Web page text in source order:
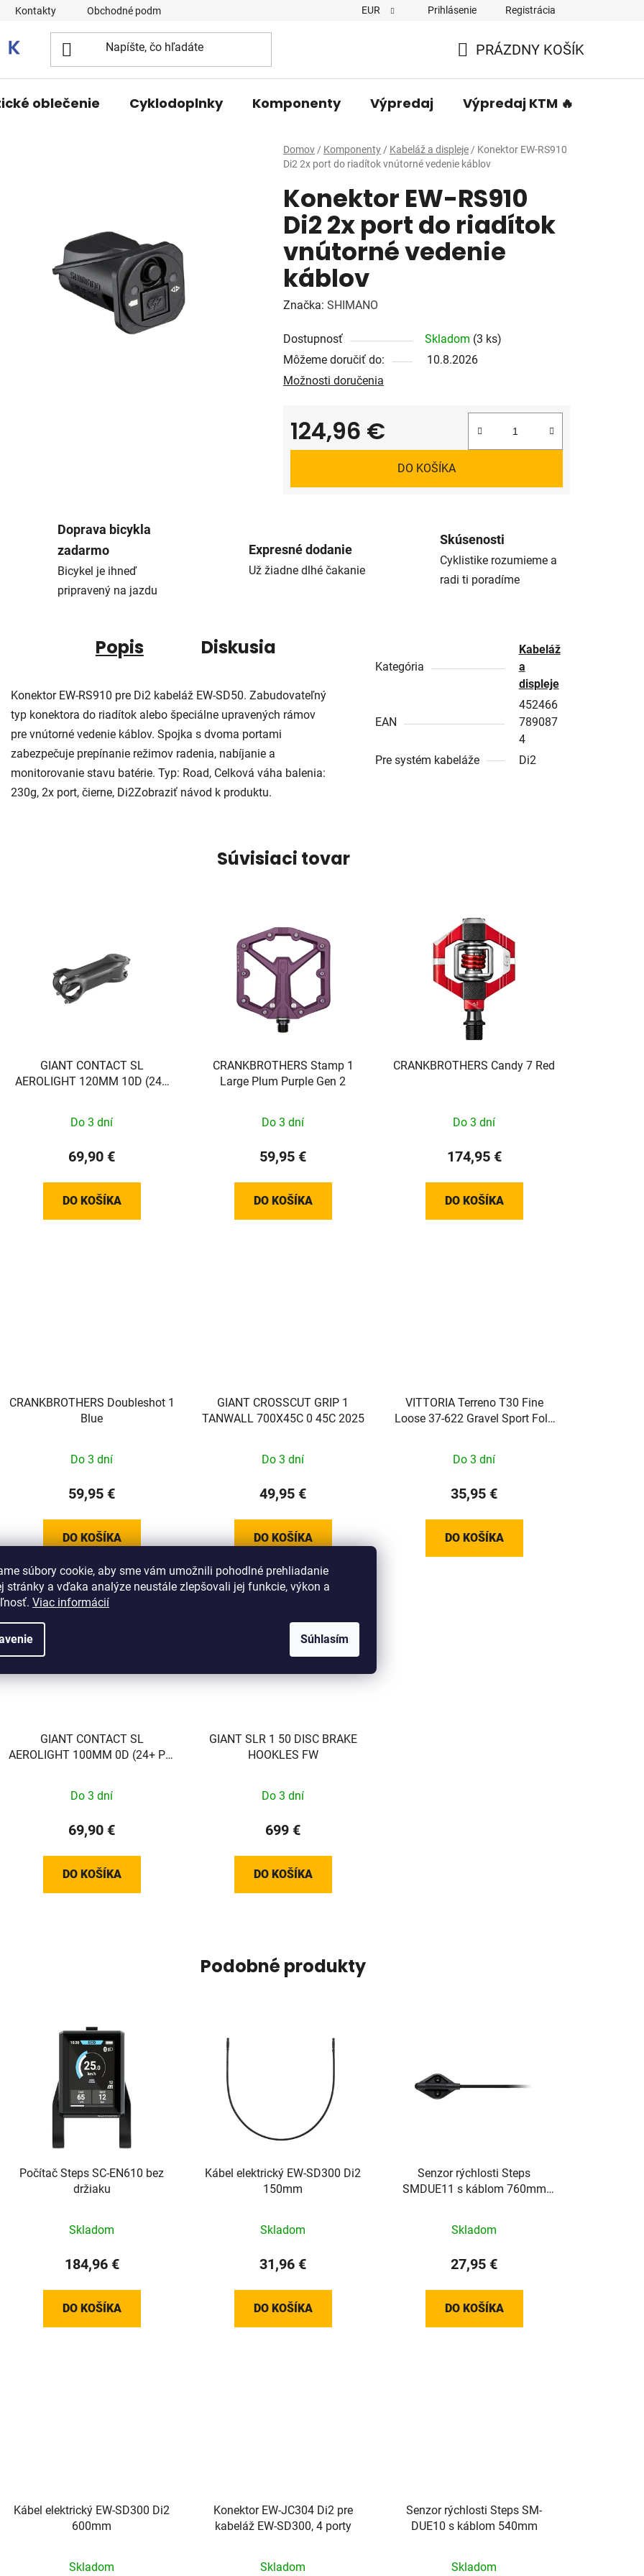
súbory cookie, aby sme vám umožnili pohodlné prehliadanie
stránky a vďaka analýze neustále zlepšovali jej funkcie, výkon a
Viac informácií
Súhlasím
Kontakty Obchodné podmienky EUR Prihlásenie Registrácia
KOŠÍK
PRÁZDNY KOŠÍK
oblečenie Cyklodoplnky Komponenty Výpredaj Výpredaj KTM 🔥
Domov / Komponenty / Kabeláž a displeje / Konektor EW-RS910
Di2 2x port do riadítok vnútorné vedenie káblov
Konektor EW-RS910
Di2 2x port do riadítok
vnútorné vedenie
káblov
Značka: SHIMANO
Dostupnosť Skladom (3 ks)
Môžeme doručiť do:
10.8.2026
Možnosti doručenia
124,96 €
Jednotková cena:
DO KOŠÍKA
Doprava bicykla
zadarmo
Bicykel je ihneď
pripravený na jazdu
Expresné dodanie
Už žiadne dlhé čakanie
Skúsenosti
Cyklistike rozumieme a
radi ti poradíme
Popis Diskusia
Konektor EW-RS910 pre Di2 kabeláž EW-SD50. Zabudovateľný
typ konektora do riadítok alebo špeciálne upravených rámov
pre vnútorné vedenie káblov. Spojka s dvoma portami
zabezpečuje prepínanie režimov radenia, nabíjanie a
monitorovanie stavu batérie. Typ: Road, Celková váha balenia:
230g, 2x port, čierne, Di2Zobraziť návod k produktu.
Kategória
Kabeláž
a
displeje
EAN
452466
789087
4
Pre systém kabeláže
Di2
Súvisiaci tovar
GIANT CONTACT SL
AEROLIGHT 120MM 10D (24+
Do 3 dní
69,90 €
DO KOŠÍKA
CRANKBROTHERS Stamp 1
Large Plum Purple Gen 2
Do 3 dní
59,95 €
DO KOŠÍKA
CRANKBROTHERS Candy 7 Red
Do 3 dní
174,95 €
DO KOŠÍKA
CRANKBROTHERS Doubleshot 1
Blue
Do 3 dní
59,95 €
DO KOŠÍKA
GIANT CROSSCUT GRIP 1
TANWALL 700X45C 0 45C 2025
Do 3 dní
49,95 €
DO KOŠÍKA
VITTORIA Terreno T30 Fine
Loose 37-622 Gravel Sport Fold
Do 3 dní
35,95 €
DO KOŠÍKA
GIANT CONTACT SL
AEROLIGHT 100MM 0D (24+ Pro
Do 3 dní
69,90 €
DO KOŠÍKA
GIANT SLR 1 50 DISC BRAKE
HOOKLES FW
Do 3 dní
699 €
DO KOŠÍKA
Podobné produkty
Počítač Steps SC-EN610 bez
držiaku
Skladom
184,96 €
DO KOŠÍKA
Kábel elektrický EW-SD300 Di2
150mm
Skladom
31,96 €
DO KOŠÍKA
Senzor rýchlosti Steps
SMDUE11 s káblom 760mm
Skladom
27,95 €
DO KOŠÍKA
Kábel elektrický EW-SD300 Di2
600mm
Skladom
Konektor EW-JC304 Di2 pre
kabeláž EW-SD300, 4 porty
Skladom
Senzor rýchlosti Steps SM-
DUE10 s káblom 540mm
Skladom